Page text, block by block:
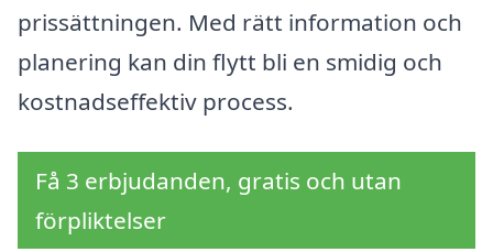
prissättningen. Med rätt information och
planering kan din flytt bli en smidig och
kostnadseffektiv process.
Få 3 erbjudanden, gratis och utan
förpliktelser